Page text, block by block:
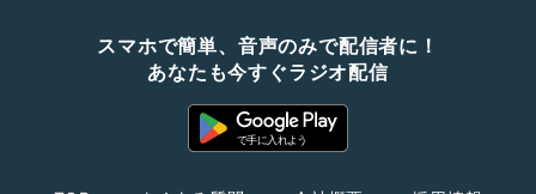
スマホで簡単、音声のみで配信者に！
あなたも今すぐラジオ配信